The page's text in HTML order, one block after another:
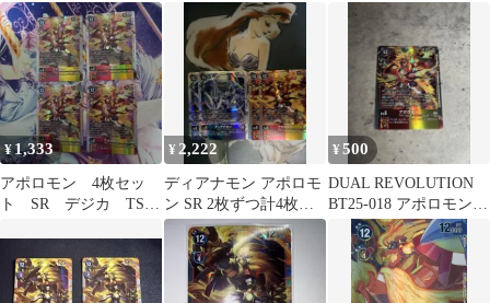
BT25
¥1,333
アポロモン 4枚セッ
ト SR デジカ TS
¥2,222
ディアナモン アポロモ
ン SR 2枚ずつ計4枚セ
ット
¥500
DUAL REVOLUTION
BT25-018 アポロモン